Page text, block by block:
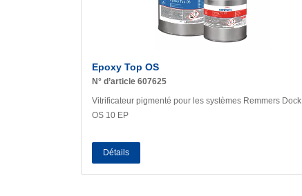
Epoxy Top OS
N° d’article 607625
Vitrificateur pigmenté pour les systèmes Remmers Dock
OS 10 EP
Détails